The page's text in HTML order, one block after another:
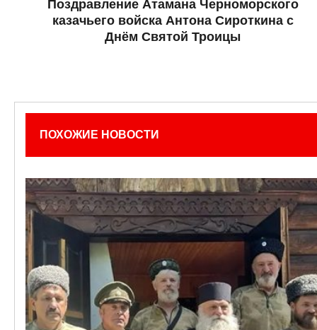
Поздравление Атамана Черноморского
казачьего войска Антона Сироткина с
Днём Святой Троицы
ПОХОЖИЕ НОВОСТИ